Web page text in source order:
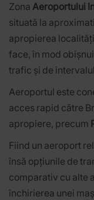
Zona Aeroportului
situată la
apropierea
face, în mod
trafic și de
Aeroportul este
acces rapid către
apropiere, precum
Fiind un aeroport
însă opțiunile de
comparativ cu alte
închirierea unei